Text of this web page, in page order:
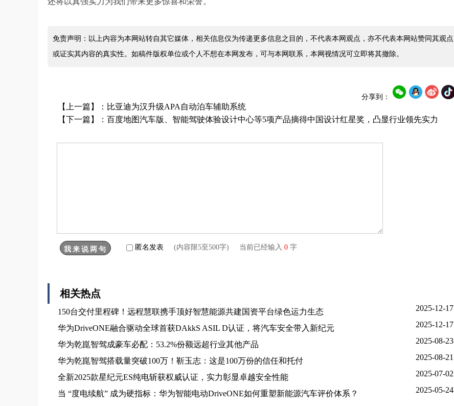
免责声明：以上内容为本网站转自其它媒体，相关信息仅为传递更多信息之目的，不代表本网观点，亦不代表本网站赞同其观点
或证实其内容的真实性。如稿件版权单位或个人不想在本网发布，可与本网联系，本网视情况可立即将其撤除。
分享到：
【上一篇】： 比亚迪为汉升级APA自动泊车辅助系统
【下一篇】： 百度地图汽车版、智能驾驶体验设计中心等5项产品摘得中国设计红星奖，凸显行业领先实力
匿名发表 (内容限5至500字) 当前已经输入 0 字
相关热点
150台交付里程碑！远程慧联携手顶好智慧能源共建国资平台绿色运力生态 2025-12-17
华为DriveONE融合驱动全球首获DAkkS ASIL D认证，将汽车安全带入新纪元 2025-12-17
华为乾崑智驾成豪车必配：53.2%份额远超行业其他产品 2025-08-23
华为乾崑智驾搭载量突破100万！靳玉志：这是100万份的信任和托付 2025-08-21
全新2025款星纪元ES纯电斩获权威认证，实力彰显卓越安全性能 2025-07-02
当 “度电续航” 成为硬指标：华为智能电动DriveONE如何重塑新能源汽车评价体系？ 2025-05-24